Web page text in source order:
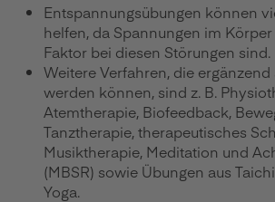
Entspannungsübungen können
helfen, da Spannungen im
Faktor bei diesen Störungen sind.
Weitere Verfahren, die
werden können, sind z. B.
Atemtherapie, Biofeedback,
Tanztherapie, therapeutisches
Musiktherapie, Meditation und
(MBSR) sowie Übungen aus
Yoga.